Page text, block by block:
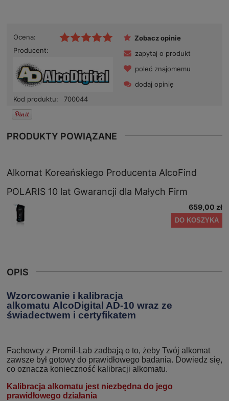
Ocena:
Producent:
Kod produktu: 700044
Zobacz opinie
zapytaj o produkt
poleć znajomemu
dodaj opinię
PRODUKTY POWIĄZANE
Alkomat Koreańskiego Producenta AlcoFind
POLARIS 10 lat Gwarancji dla Małych Firm
659,00 zł
DO KOSZYKA
OPIS
Wzorcowanie i kalibracja
alkomatu AlcoDigital AD-10 wraz ze
świadectwem i certyfikatem
Fachowcy z Promil-Lab zadbają o to, żeby Twój alkomat
zawsze był gotowy do prawidłowego badania. Dowiedz się,
co oznacza konieczność kalibracji alkomatu.
Kalibracja alkomatu jest niezbędna do jego
prawidłowego działania